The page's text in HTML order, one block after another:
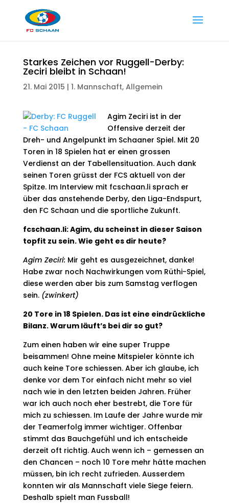
Starkes Zeichen vor Ruggell-Derby:
Zeciri bleibt in Schaan!
21. Mai 2015 | 1. Mannschaft, Allgemein
Agim Zeciri ist in der
Offensive derzeit der
Dreh- und Angelpunkt im Schaaner Spiel. Mit 20
Toren in 18 Spielen hat er einen grossen
Verdienst an der Tabellensituation. Auch dank
seinen Toren grüsst der FCS aktuell von der
Spitze. Im Interview mit fcschaan.li sprach er
über das anstehende Derby, den Liga-Endspurt,
den FC Schaan und die sportliche Zukunft.
fcschaan.li: Agim, du scheinst in dieser Saison
topfit zu sein. Wie geht es dir heute?
Agim Zeciri: Mir geht es ausgezeichnet, danke!
Habe zwar noch Nachwirkungen vom Rüthi-Spiel,
diese werden aber bis zum Samstag verflogen
sein. (zwinkert)
20 Tore in 18 Spielen. Das ist eine eindrückliche
Bilanz. Warum läuft’s bei dir so gut?
Zum einen haben wir eine super Truppe
beisammen! Ohne meine Mitspieler könnte ich
auch keine Tore schiessen. Aber ich glaube, ich
denke vor dem Tor einfach nicht mehr so viel
nach wie in den letzten beiden Jahren. Früher
war ich auch noch eher bestrebt, die Tore für
mich zu schiessen. Im Laufe der Jahre wurde mir
der Teamerfolg immer wichtiger. Offenbar
stimmt das Bauchgefühl und ich entscheide
derzeit oft richtig. Auch wenn ich – gemessen an
den Chancen – noch 10 Tore mehr hätte machen
müssen, bin ich recht zufrieden. Ausserdem
konnten wir als Mannschaft viele Siege feiern.
Deshalb spielt man Fussball!